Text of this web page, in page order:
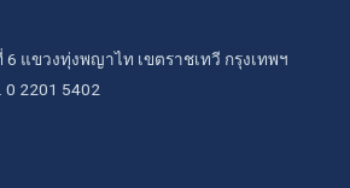
6 แขวงทุ่งพญาไท เขตราชเทวี กรุงเทพฯ
0 2201 5402